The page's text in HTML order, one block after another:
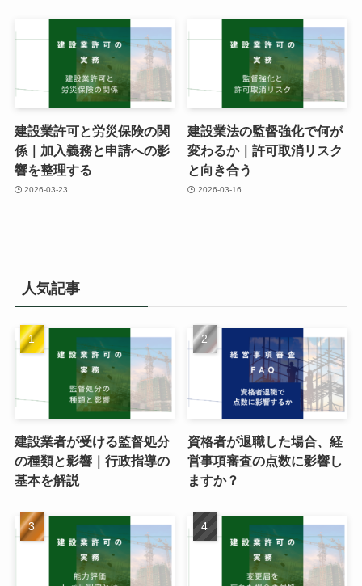
建設業許可と労災保険の関
係｜加入義務と申請への影
響を整理する
2026-03-23
建設業法の監督強化で何が
変わるか｜許可取消リスク
と向き合う
2026-03-16
人気記事
建設業者が受ける監督処分
の種類と影響｜行政指導の
基本を解説
資格者が退職した場合、経
営事項審査の点数に影響し
ますか？